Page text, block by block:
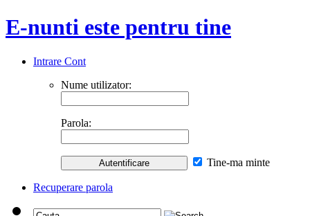
E-nunti este pentru tine
Intrare Cont
Nume utilizator:
Parola:
Tine-ma minte
Recuperare parola